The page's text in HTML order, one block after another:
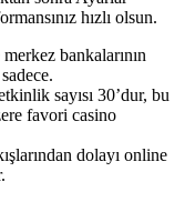
hızlı olsun.
bankalarının
sayısı 30’dur, bu
favori casino
dolayı online